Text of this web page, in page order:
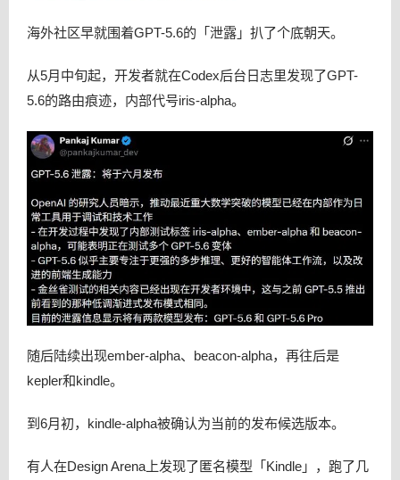
海外社区早就围着GPT-5.6的「泄露」扒了个底朝天。
从5月中旬起，开发者就在Codex后台日志里发现了GPT-
5.6的路由痕迹，内部代号iris-alpha。
随后陆续出现ember-alpha、beacon-alpha，再往后是
kepler和kindle。
到6月初，kindle-alpha被确认为当前的发布候选版本。
有人在Design Arena上发现了匿名模型「Kindle」，跑了几